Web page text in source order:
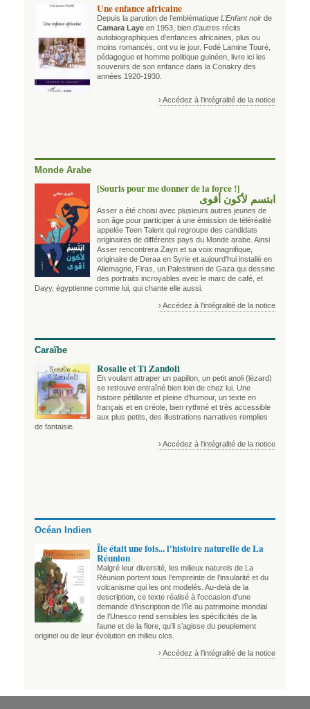
Une enfance africaine
Depuis la parution de l’emblématique L’Enfant noir de
Camara Laye en 1953, bien d’autres récits
autobiographiques d’enfances africaines, plus ou
moins romancés, ont vu le jour. Fodé Lamine Touré,
pédagogue et homme politique guinéen, livre ici les
souvenirs de son enfance dans la Conakry des
années 1920-1930.
› Accédez à l'intégralité de la notice
Monde Arabe
[Souris pour me donner de la force !]
ابتسم لأكون أقوى
Asser a été choisi avec plusieurs autres jeunes de
son âge pour participer à une émission de téléréalité
appelée Teen Talent qui regroupe des candidats
originaires de différents pays du Monde arabe. Ainsi
Asser rencontrera Zayn et sa voix magnifique,
originaire de Deraa en Syrie et aujourd’hui installé en
Allemagne, Firas, un Palestinien de Gaza qui dessine
des portraits incroyables avec le marc de café, et
Dayy, égyptienne comme lui, qui chante elle aussi.
› Accédez à l'intégralité de la notice
Caraïbe
Rosalie et Ti Zandoli
En voulant attraper un papillon, un petit anoli (lézard)
se retrouve entraîné bien loin de chez lui. Une
histoire pétillante et pleine d’humour, un texte en
français et en créole, bien rythmé et très accessible
aux plus petits, des illustrations narratives remplies
de fantaisie.
› Accédez à l'intégralité de la notice
Océan Indien
Île était une fois... l'histoire naturelle de La
Réunion
Malgré leur diversité, les milieux naturels de La
Réunion portent tous l’empreinte de l’insularité et du
volcanisme qui les ont modelés. Au-delà de la
description, ce texte réalisé à l’occasion d’une
demande d’inscription de l’île au patrimoine mondial
de l’Unesco rend sensibles les spécificités de la
faune et de la flore, qu’il s’agisse du peuplement
originel ou de leur évolution en milieu clos.
› Accédez à l'intégralité de la notice